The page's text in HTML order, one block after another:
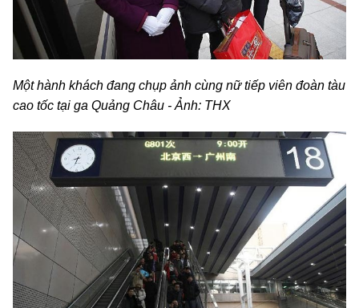
Một hành khách đang chụp ảnh cùng nữ tiếp viên đoàn tàu
cao tốc tại ga Quảng Châu - Ảnh: THX